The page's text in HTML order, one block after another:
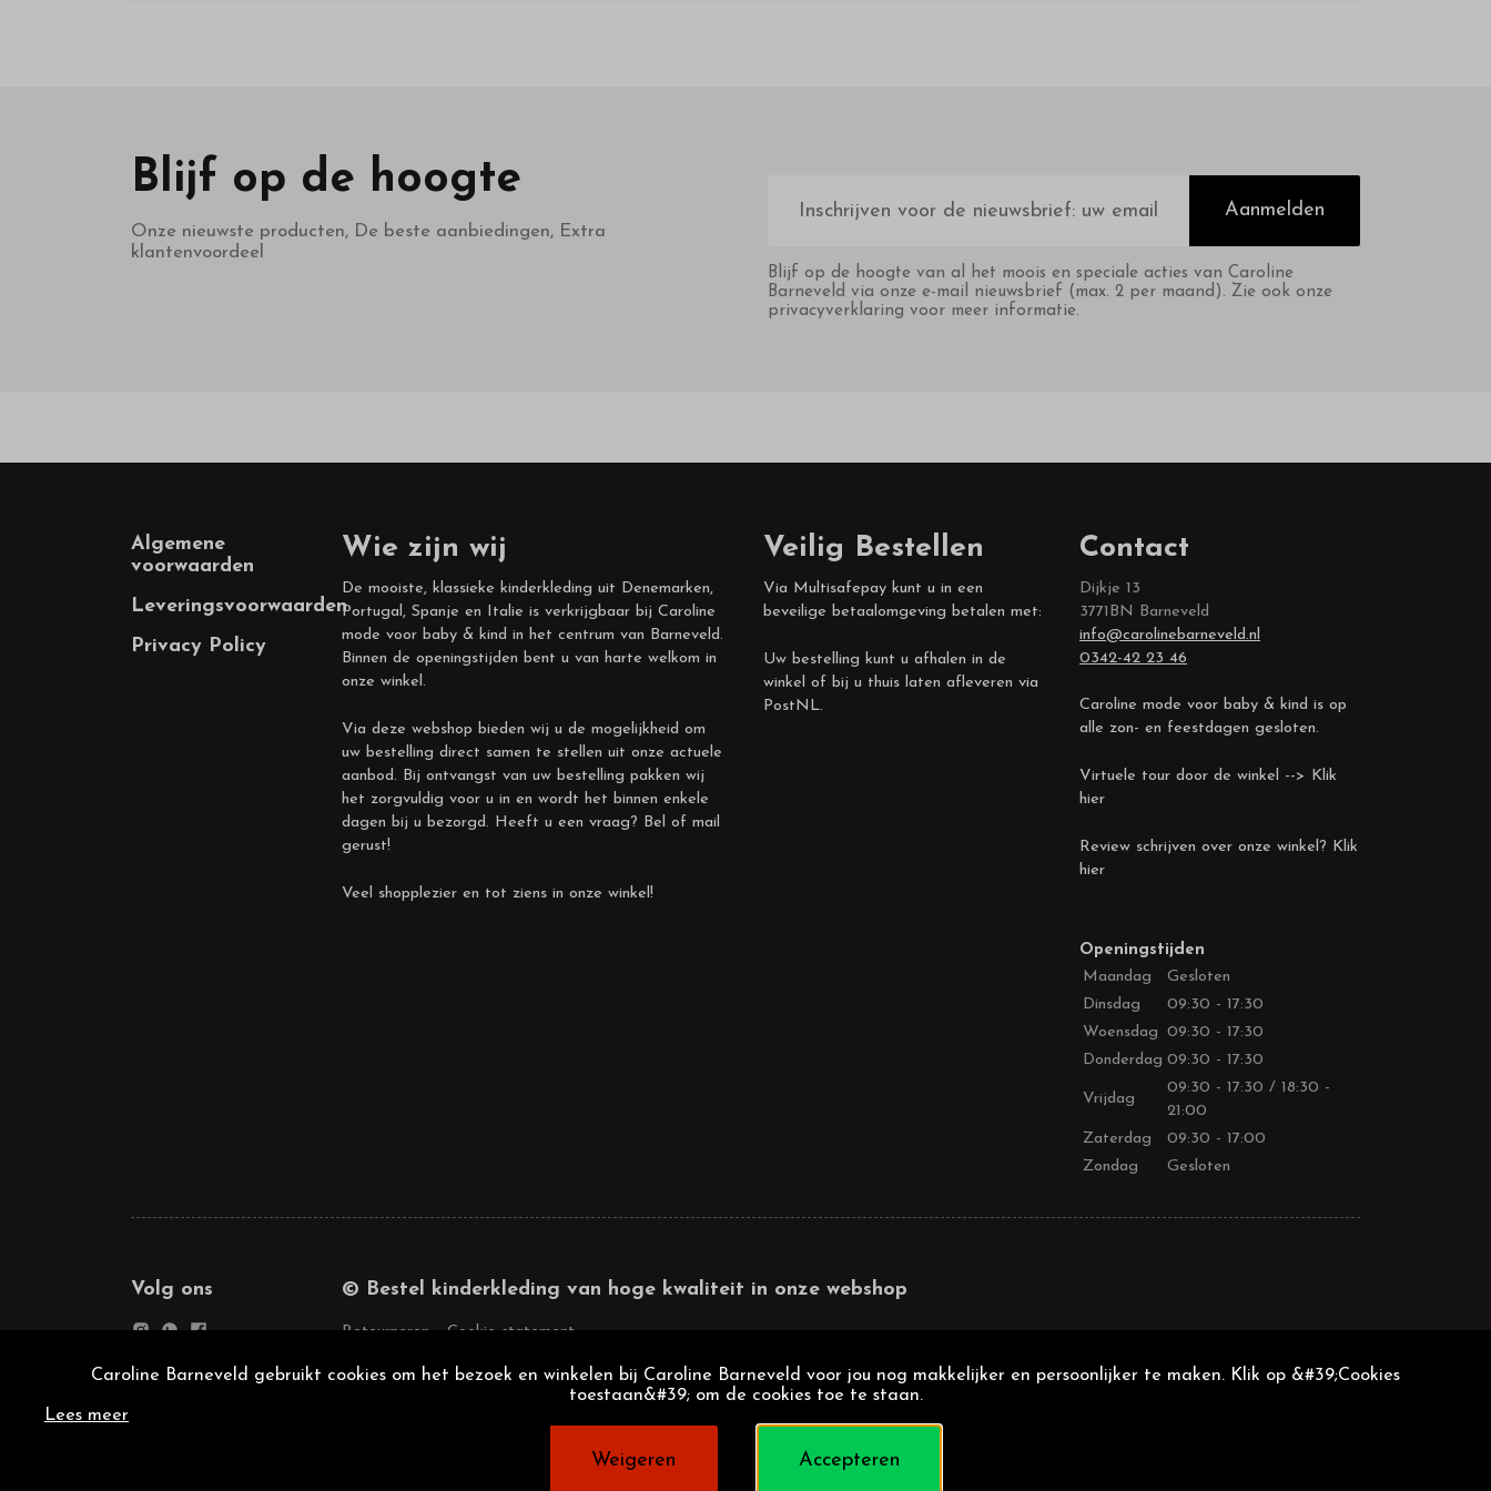
Blijf op de hoogte
Onze nieuwste producten, De beste aanbiedingen, Extra
klantenvoordeel
mailadres
Aanmelden
Blijf op de hoogte van al het moois en speciale acties van Caroline
Barneveld via onze e-mail nieuwsbrief (max. 2 per maand). Zie ook onze
privacyverklaring voor meer informatie.
Footer
Algemene
voorwaarden
Leveringsvoorwaarden
Privacy Policy
Wie zijn wij
De mooiste, klassieke kinderkleding uit Denemarken,
Portugal, Spanje en Italie is verkrijgbaar bij Caroline
mode voor baby & kind in het centrum van Barneveld.
Binnen de openingstijden bent u van harte welkom in
onze winkel.
Via deze webshop bieden wij u de mogelijkheid om
uw bestelling direct samen te stellen uit onze actuele
aanbod. Bij ontvangst van uw bestelling pakken wij
het zorgvuldig voor u in en wordt het binnen enkele
dagen bij u bezorgd. Heeft u een vraag? Bel of mail
gerust!
Veel shopplezier en tot ziens in onze winkel!
Veilig Bestellen
Via Multisafepay kunt u in een
beveilige betaalomgeving betalen met:
Uw bestelling kunt u afhalen in de
winkel of bij u thuis laten afleveren via
PostNL.
Contact
Dijkje 13
3771BN Barneveld
info@carolinebarneveld.nl
0342-42 23 46
Caroline mode voor baby & kind is op
alle zon- en feestdagen gesloten.
Virtuele tour door de winkel --> Klik
hier
Review schrijven over onze winkel? Klik
hier
Openingstijden
Maandag
Gesloten
Dinsdag
09:30 - 17:30
Woensdag 09:30 - 17:30
Donderdag 09:30 - 17:30
Vrijdag
09:30 - 17:30 / 18:30 -
21:00
Zaterdag
09:30 - 17:00
Zondag
Gesloten
Volg ons © Bestel kinderkleding van hoge kwaliteit in onze webshop
Retourneren Cookie statement
Caroline Barneveld gebruikt cookies om het bezoek en winkelen bij Caroline Barneveld voor jou nog makkelijker en persoonlijker te maken. Klik op &#39;Cookies
toestaan&#39; om de cookies toe te staan.
Lees meer
Weigeren Accepteren